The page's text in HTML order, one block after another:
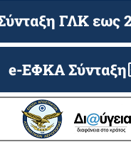
ΓΛΚ εως
e-ΕΦΚΑ Σύνταξη